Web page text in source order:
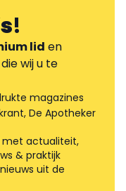
!
lid en
wij u te
magazines
De Apotheker
met actualiteit,
& praktijk
uit de